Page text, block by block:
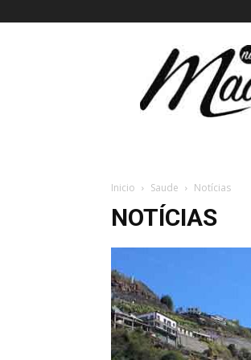
Madeira
Inicio Saude Notícias
NOTÍCIAS